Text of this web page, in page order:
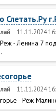
Слетать.Ру
11.11.2024
- Ленина 7
11.11.2024
- Реж